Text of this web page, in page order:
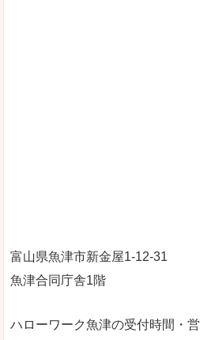
富山県魚津市新金屋1‐12‐31
魚津合同庁舎1階
ハローワーク魚津の受付時間・